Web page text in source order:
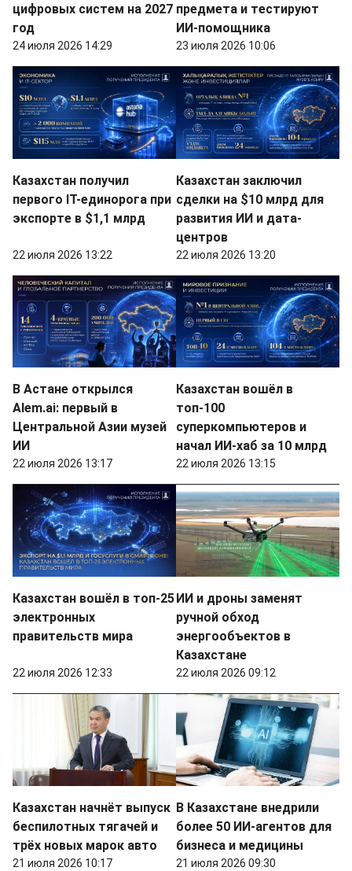
цифровых систем на 2027
год
24 июля 2026 14:29
предмета и тестируют
ИИ-помощника
23 июля 2026 10:06
Казахстан получил
первого IT-единорога при
экспорте в $1,1 млрд
22 июля 2026 13:22
Казахстан заключил
сделки на $10 млрд для
развития ИИ и дата-
центров
22 июля 2026 13:20
В Астане открылся
Alem.ai: первый в
Центральной Азии музей
ИИ
22 июля 2026 13:17
Казахстан вошёл в
топ-100
суперкомпьютеров и
начал ИИ-хаб за 10 млрд
22 июля 2026 13:15
Казахстан вошёл в топ-25
электронных
правительств мира
22 июля 2026 12:33
ИИ и дроны заменят
ручной обход
энергообъектов в
Казахстане
22 июля 2026 09:12
Казахстан начнёт выпуск
беспилотных тягачей и
трёх новых марок авто
21 июля 2026 10:17
В Казахстане внедрили
более 50 ИИ-агентов для
бизнеса и медицины
21 июля 2026 09:30